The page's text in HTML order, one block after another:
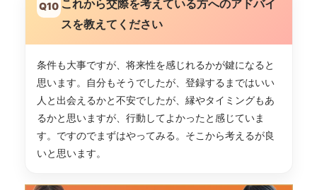
Q10 これから交際を考えている方へのアドバイ
スを教えてください
条件も大事ですが、将来性を感じれるかが鍵になると
思います。自分もそうでしたが、登録するまではいい
人と出会えるかと不安でしたが、縁やタイミングもあ
るかと思いますが、行動してよかったと感じていま
す。ですのでまずはやってみる。そこから考えるが良
いと思います。